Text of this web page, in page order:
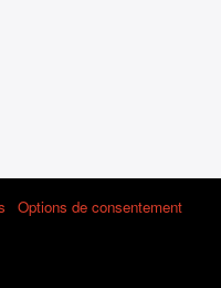
Options de consentement